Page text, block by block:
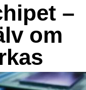
–
om